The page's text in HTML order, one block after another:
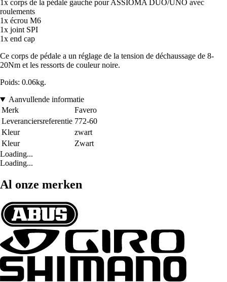
1x corps de la pédale gauche pour ASSIOMA DUO/UNO avec
roulements
1x écrou M6
1x joint SPI
1x end cap
Ce corps de pédale a un réglage de la tension de déchaussage de 8-
20Nm et les ressorts de couleur noire.
Poids: 0.06kg.
Aanvullende informatie
Merk
Favero
Leveranciersreferentie 772-60
Kleur
zwart
Kleur
Zwart
Loading...
Loading...
Al onze merken